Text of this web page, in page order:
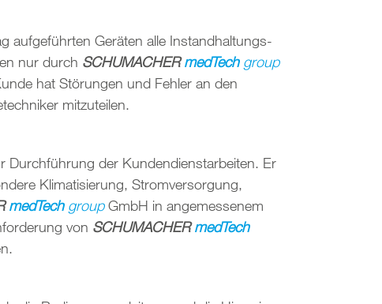
aufgeführten Geräten alle Instandhaltungs-
nur durch SCHUMACHERmedTechgroup
hat Störungen und Fehler an den
mitzuteilen.
Durchführung der Kundendienstarbeiten. Er
Klimatisierung, Stromversorgung,
medTechgroupGmbH in angemessenem
von SCHUMACHERmedTech